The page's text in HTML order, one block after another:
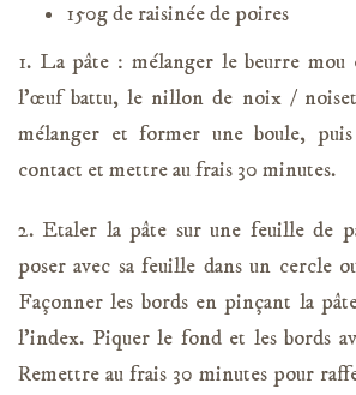
150g de raisinée de poires
1. La pâte : mélanger le beurre mou
l’œuf battu, le nillon de noix /
mélanger et former une boule,
contact et mettre au frais 30 minutes.
2. Etaler la pâte sur une feuille de
poser avec sa feuille dans un cercle
Façonner les bords en pinçant la
l’index. Piquer le fond et les bords
Remettre au frais 30 minutes pour